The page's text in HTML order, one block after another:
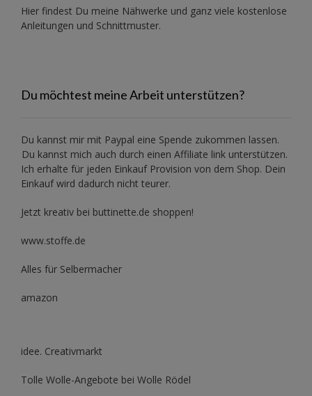
Hier findest Du meine Nähwerke und ganz viele kostenlose
Anleitungen und Schnittmuster.
Du möchtest meine Arbeit unterstützen?
Du kannst mir mit Paypal eine Spende zukommen lassen.
Du kannst mich auch durch einen Affiliate link unterstützen.
Ich erhalte für jeden Einkauf Provision von dem Shop. Dein
Einkauf wird dadurch nicht teurer.
Jetzt kreativ bei buttinette.de shoppen!
www.stoffe.de
Alles für Selbermacher
amazon
idee. Creativmarkt
Tolle Wolle-Angebote bei Wolle Rödel